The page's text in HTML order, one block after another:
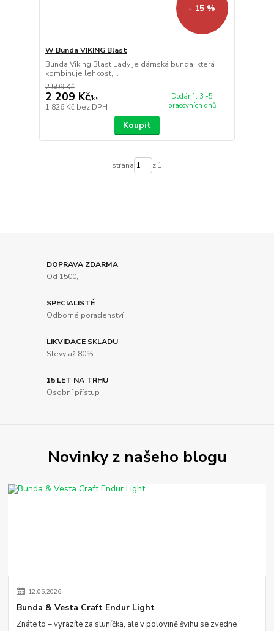
- 15 %
W Bunda VIKING Blast
Bunda Viking Blast Lady je dámská bunda, která
kombinuje lehkost,...
2 599 Kč
2 209 Kč/ks
1 826 Kč bez DPH
Dodání : 3 -5
pracovních dnů
Koupit
strana z 1
DOPRAVA ZDARMA
Od 1500,-
SPECIALISTÉ
Odborné poradenství
LIKVIDACE SKLADU
Slevy až 80%
15 LET NA TRHU
Osobní přístup
Novinky z našeho blogu
12.05.2026
Bunda & Vesta Craft Endur Light
Znáte to – vyrazíte za sluníčka, ale v polovině švihu se zvedne